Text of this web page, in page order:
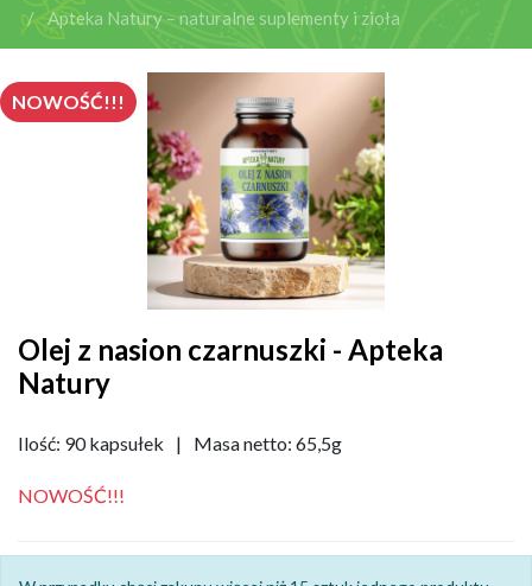
Apteka Natury – naturalne suplementy i zioła
NOWOŚĆ!!!
Olej z nasion czarnuszki - Apteka
Natury
Ilość: 90 kapsułek | Masa netto: 65,5g
NOWOŚĆ!!!